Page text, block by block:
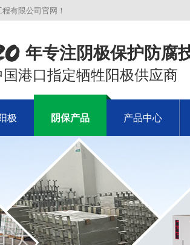
有限公司官网！
年专注阴极保护防腐
国港口指定牺牲阳极供应商
极 阴保产品 产品中心